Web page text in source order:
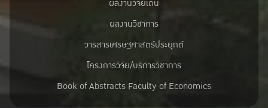
“นโยบายและกลยุทธ์การบริหารจัดการแร่สำคัญของ
ประเทศไทยเพื่อความยั่งยืนและความร่วมมือทุกภาคส่วน
โดย อธิบดีกรมทรัพยากรธรณี หรือผู้แทน
“ผลกระทบเศรษฐกิจและแนวทางบริหารแร่สำคัญเพื่อความ
ผลงานวิจัยเด่น
ผลงานวิชาการ
วารสารเศรษฐศาสตร์ประยุกต์
โครงการวิจัย/บริการวิชาการ
Book of Abstracts Faculty of Economics